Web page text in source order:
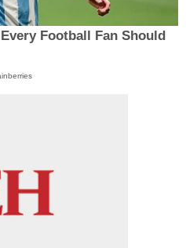
Football Fan Should